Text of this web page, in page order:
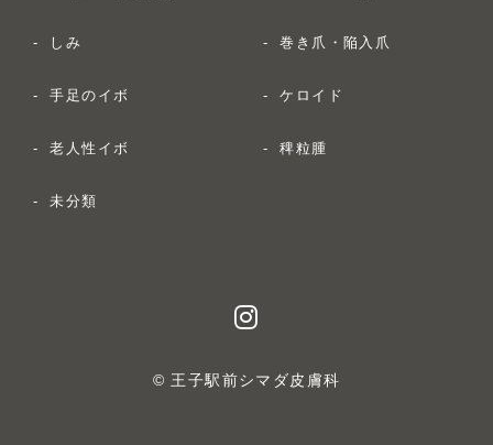
しみ 巻き爪・陥入爪
手足のイボ ケロイド
老人性イボ 稗粒腫
未分類
© 王子駅前シマダ皮膚科